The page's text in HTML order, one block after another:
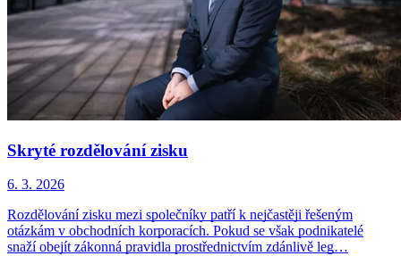
Skryté rozdělování zisku
6. 3. 2026
Rozdělování zisku mezi společníky patří k nejčastěji řešeným
otázkám v obchodních korporacích. Pokud se však podnikatelé
snaží obejít zákonná pravidla prostřednictvím zdánlivě leg…